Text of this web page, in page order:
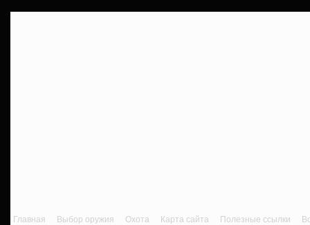
Главная Выбор оружия Охота Карта сайта Полезные ссылки